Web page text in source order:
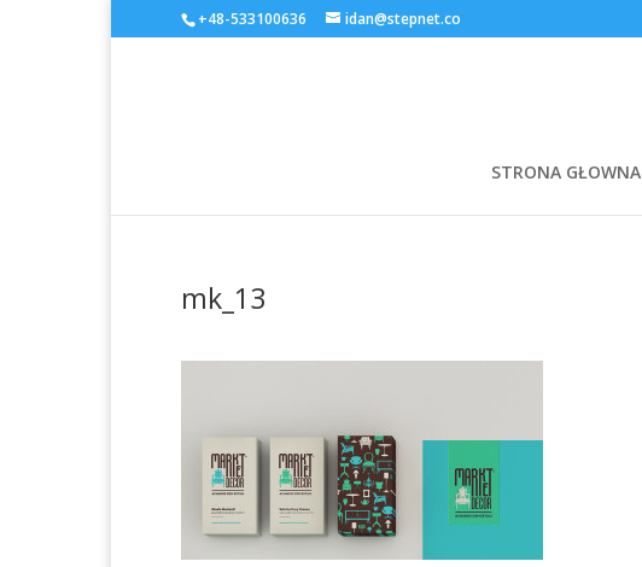
+48-533100636 idan@stepnet.co
STRONA GŁOWNA
mk_13